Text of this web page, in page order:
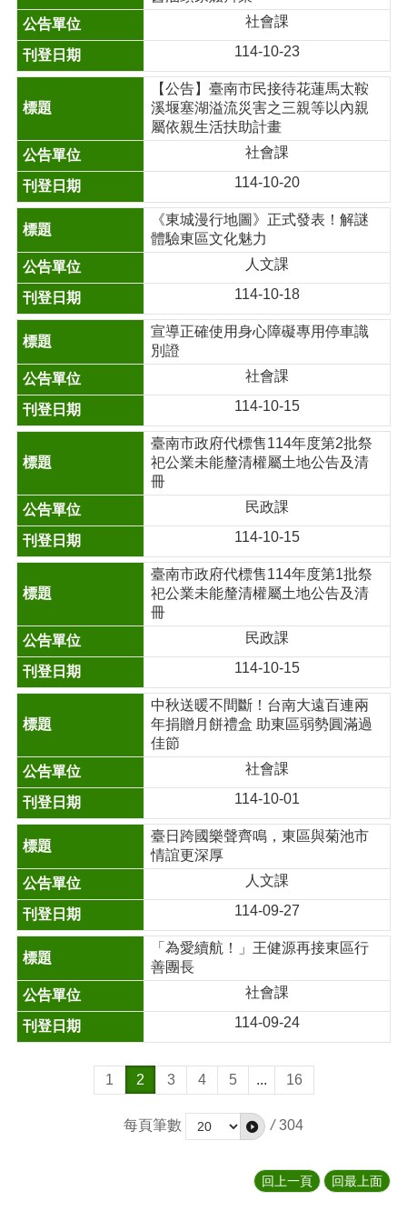
社會課
114-10-23
【公告】臺南市民接待花蓮馬太鞍
溪堰塞湖溢流災害之三親等以內親
屬依親生活扶助計畫
社會課
114-10-20
《東城漫行地圖》正式發表！解謎
體驗東區文化魅力
人文課
114-10-18
宣導正確使用身心障礙專用停車識
別證
社會課
114-10-15
臺南市政府代標售114年度第2批祭
祀公業未能釐清權屬土地公告及清
冊
民政課
114-10-15
臺南市政府代標售114年度第1批祭
祀公業未能釐清權屬土地公告及清
冊
民政課
114-10-15
中秋送暖不間斷！台南大遠百連兩
年捐贈月餅禮盒 助東區弱勢圓滿過
佳節
社會課
114-10-01
臺日跨國樂聲齊鳴，東區與菊池市
情誼更深厚
人文課
114-09-27
「為愛續航！」王健源再接東區行
善團長
社會課
114-09-24
1 2 3 4 5 ... 16
每頁筆數 / 304
回上一頁 回最上面